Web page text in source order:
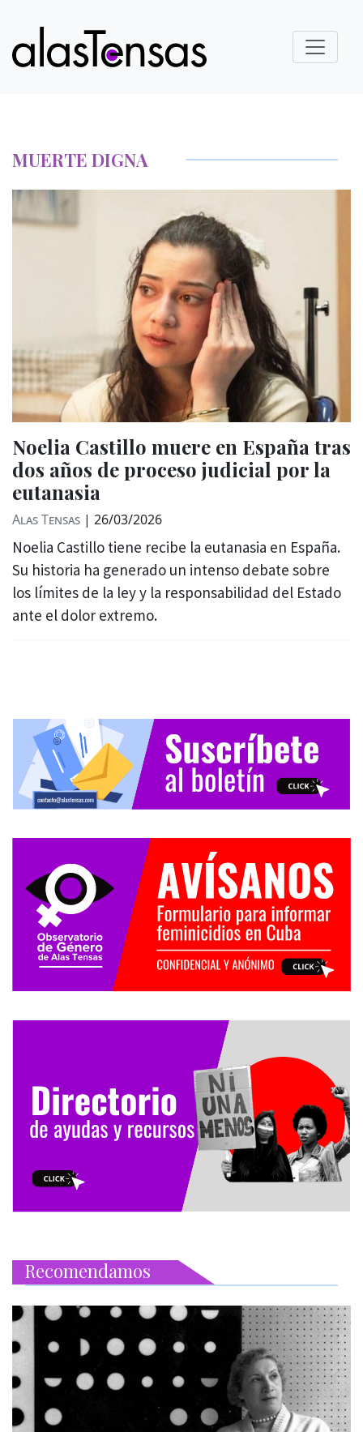
MUERTE DIGNA
Noelia Castillo muere en España tras
dos años de proceso judicial por la
eutanasia
Alas Tensas | 26/03/2026
Noelia Castillo tiene recibe la eutanasia en España.
Su historia ha generado un intenso debate sobre
los límites de la ley y la responsabilidad del Estado
ante el dolor extremo.
Recomendamos